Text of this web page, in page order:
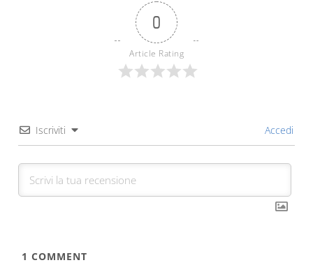
0
Article Rating
Iscriviti Accedi
1 COMMENT